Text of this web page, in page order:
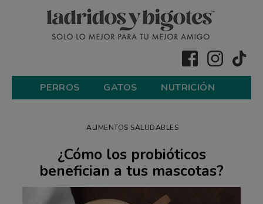
PERROS GATOS NUTRICIÓN
ALIMENTOS SALUDABLES
¿Cómo los probióticos
benefician a tus mascotas?